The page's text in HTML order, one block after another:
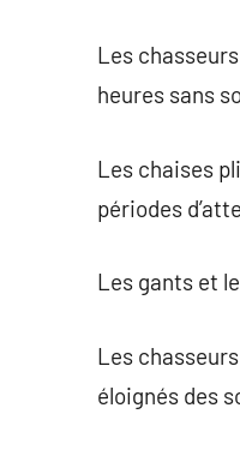
Les
heures sans
Les chaises
périodes
Les gants et
Les
éloignés des